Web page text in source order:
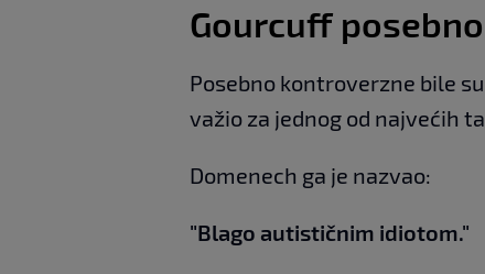
Gourcuff
Posebno kontroverzne bile
važio za jednog od najvećih
Domenech ga je nazvao:
"Blago autističnim idiotom."